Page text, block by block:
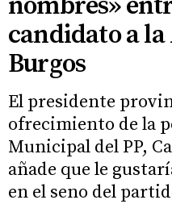
nombres»
candidato a
Burgos
El presidente
ofrecimiento de la
Municipal del PP,
añade que le
en el seno del